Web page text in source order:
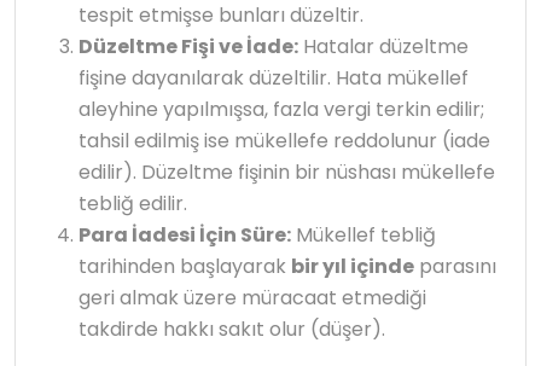
tespit etmişse bunları düzeltir.
Düzeltme Fişi ve İade: Hatalar düzeltme
fişine dayanılarak düzeltilir. Hata mükellef
aleyhine yapılmışsa, fazla vergi terkin edilir;
tahsil edilmiş ise mükellefe reddolunur (iade
edilir). Düzeltme fişinin bir nüshası mükellefe
tebliğ edilir.
Para İadesi İçin Süre: Mükellef tebliğ
tarihinden başlayarak bir yıl içinde parasını
geri almak üzere müracaat etmediği
takdirde hakkı sakıt olur (düşer).